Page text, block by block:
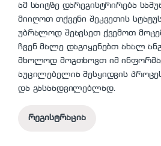
ამ საიტზე დარეგისტრირება
მიიღოთ თქვენი შეკვეთის
უბრალოდ შეავსეთ ქვემოთ
ჩვენ მალე დაგიყენებთ ახალ
მხოლოდ მოგთხოვთ იმ
აუცილებელია შესყიდვის
და გასაადვილებლად.
რეგისტრაცია